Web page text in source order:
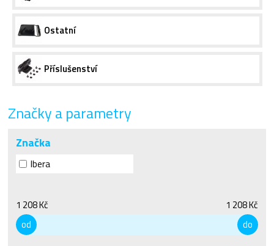
Ostatní
Příslušenství
Značky a parametry
Značka
Ibera
1 208 Kč
1 208 Kč
od
do